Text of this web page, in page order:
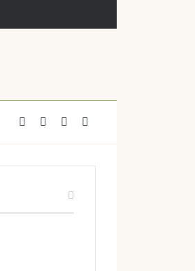
Facebook YouTube